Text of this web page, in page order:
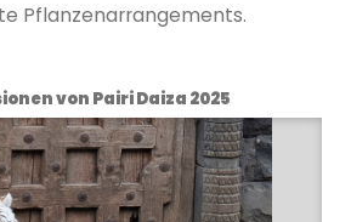
Pflanzenarrangements.
von Pairi Daiza 2025